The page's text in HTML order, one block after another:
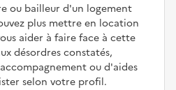
ou bailleur d'un logement
plus mettre en location
aider à faire face à cette
désordres constatés,
ou d'aides
selon votre profil.